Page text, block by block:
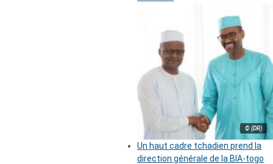
© (DR)
Un haut cadre tchadien prend la
direction générale de la BIA-togo